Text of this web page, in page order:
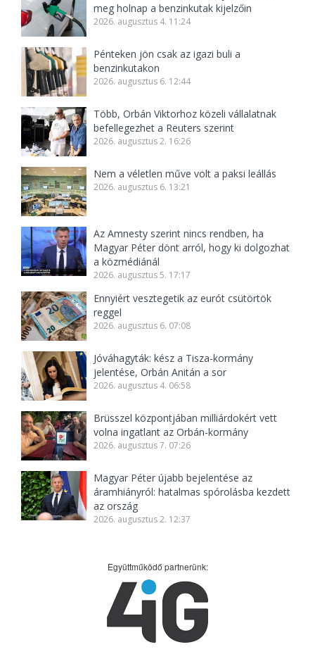
meg holnap a benzinkutak kijelzőin
2026. augusztus 4. 11:24
Pénteken jön csak az igazi buli a
benzinkutakon
2026. augusztus 6. 12:44
Több, Orbán Viktorhoz közeli vállalatnak
befellegezhet a Reuters szerint
2026. augusztus 2. 16:26
Nem a véletlen műve volt a paksi leállás
2026. augusztus 6. 13:21
Az Amnesty szerint nincs rendben, ha
Magyar Péter dönt arról, hogy ki dolgozhat
a közmédiánál
2026. augusztus 5. 17:17
Ennyiért vesztegetik az eurót csütörtök
reggel
2026. augusztus 6. 07:08
Jóváhagyták: kész a Tisza-kormány
jelentése, Orbán Anitán a sor
2026. augusztus 4. 06:58
Brüsszel központjában milliárdokért vett
volna ingatlant az Orbán-kormány
2026. augusztus 7. 07:26
Magyar Péter újabb bejelentése az
áramhiányról: hatalmas spórolásba kezdett
az ország
2026. augusztus 2. 12:37
Együttműködő partnerünk: